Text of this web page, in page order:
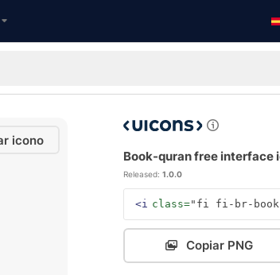
icono
Book-quran free interface
Released: 1.0.0
<i class="fi fi-br-
Copiar PNG